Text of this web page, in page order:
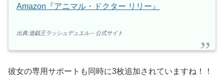
Amazon『アニマル・ドクター リリー』
出典:遊戯王ラッシュデュエル – 公式サイト
彼女の専用サポートも同時に3枚追加されていますね！！